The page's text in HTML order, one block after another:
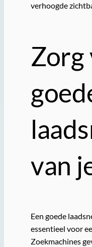
verhoogde
Zorg
van
Een goede
essentieel voor
Zoekmachines